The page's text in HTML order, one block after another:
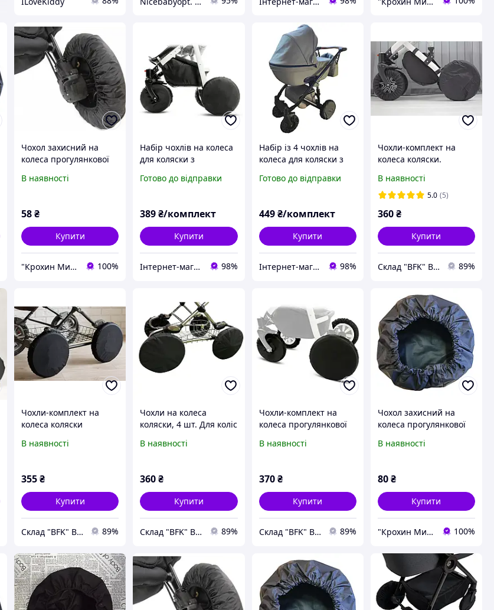
Чохол захисний на
колеса прогулянкової
діаметр 15см.
В наявності
58₴
Купити
"Крохин Мир" інтернет-магазин дитячих товарів ФОП Пісоцька Є.О. 100%
Набір чохлів на колеса
для коляски з
поворотними
25см
Готово до відправки
389₴/комплект
Купити
Інтернет-магазин зі складу в Одесі - УкрГосСклад 98%
Набір із 4 чохлів на
колеса для коляски з
поворотними та
просочення) до
Готово до відправки
449 ₴/комплект
Купити
Інтернет-магазин зі складу в Одесі - УкрГосСклад 98%
Чохли-комплект на
колеса коляски.
В наявності
5.0 (5)
360₴
Купити
Склад "BFK" BEST-FOR-KIDS. 89%
Чохли-комплект на
колеса коляски
-4шт. (Дюма)
В наявності
355₴
Купити
Склад "BFK" BEST-FOR-KIDS. 89%
Чохли на колеса
коляски, 4 шт. Для коліс
(ЗМ)
В наявності
360₴
Купити
Склад "BFK" BEST-FOR-KIDS. 89%
Чохли-комплект на
колеса прогулянкової
18см и 22-25см. (Roxy)
В наявності
370 ₴
Купити
Склад "BFK" BEST-FOR-KIDS. 89%
Чохол захисний на
колеса прогулянкової
діаметр 25 см. Тканина
В наявності
80₴
Купити
"Крохин Мир" інтернет-магазин дитячих товарів ФОП Пісоцька Є.О. 100%